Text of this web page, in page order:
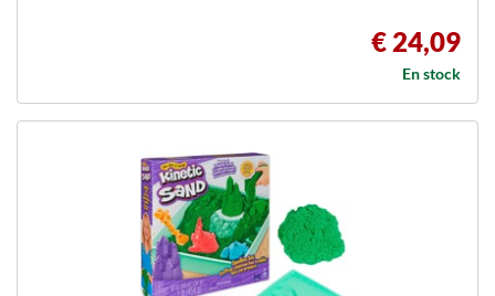
€ 24,09
En stock